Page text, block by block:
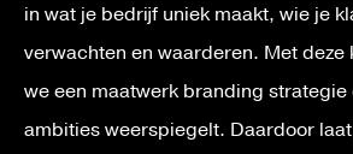
in wat je bedrijf uniek maakt, wie je
verwachten en waarderen. Met deze
we een maatwerk branding
ambities weerspiegelt. Daardoor